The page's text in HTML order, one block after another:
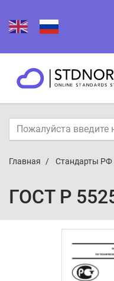
Главная Стандарты РФ
ГОСТ Р